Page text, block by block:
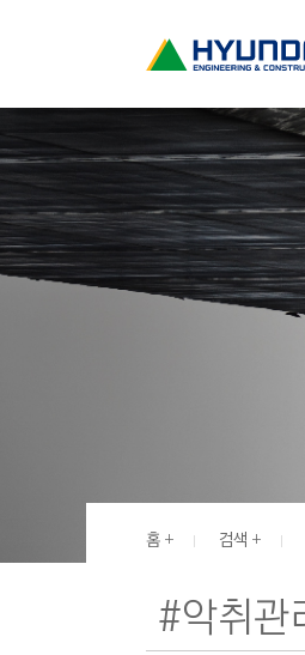
현
건
설
H
Y
U
N
G
N
홈 검색